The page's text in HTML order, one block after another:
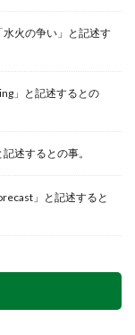
水火の争い」と記述す
」と記述するとの
述するとの事。
」と記述すると